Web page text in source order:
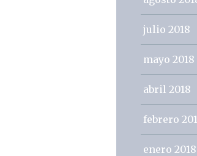
julio 2018
mayo 2018
abril 2018
febrero
enero 2018